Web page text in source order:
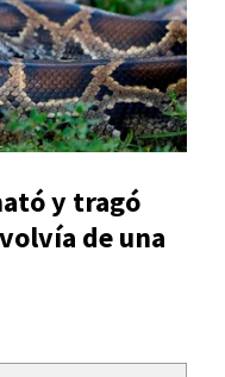
y tragó
de una